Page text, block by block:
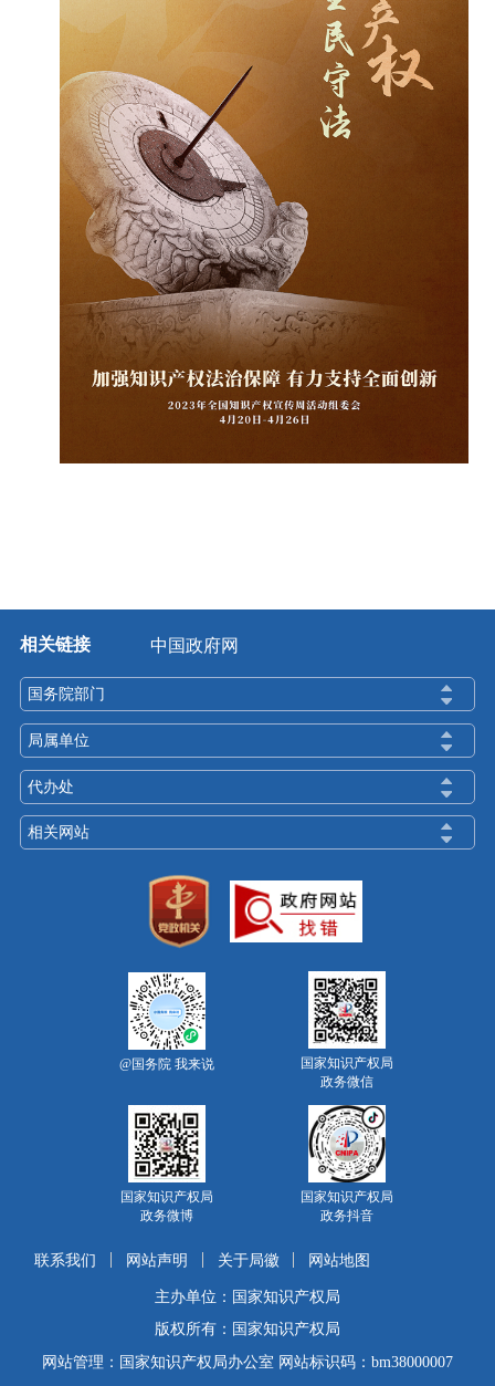
相关链接 中国政府网
国务院部门
局属单位
代办处
相关网站
@国务院 我来说
国家知识产权局
政务微信
国家知识产权局
政务微博
国家知识产权局
政务抖音
联系我们 网站声明 关于局徽 网站地图
主办单位：国家知识产权局
版权所有：国家知识产权局
网站管理：国家知识产权局办公室 网站标识码：bm38000007